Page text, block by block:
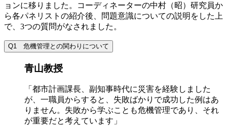
ョンに移りました。コーディネーターの中村（昭）研究員か
ら各パネリストの紹介後、問題意識についての説明をした上
で、3つの質問がなされました。
Q1 危機管理との関わりについて
青山教授
「都市計画課長、副知事時代に災害を経験しました
が、一職員からすると、失敗ばかりで成功した例はあ
りません。失敗から学ぶことも危機管理であり、それ
が重要だと考えています」